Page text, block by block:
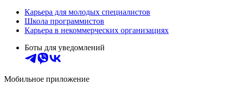
Карьера для молодых специалистов
Школа программистов
Карьера в некоммерческих организациях
Боты для уведомлений
Мобильное приложение